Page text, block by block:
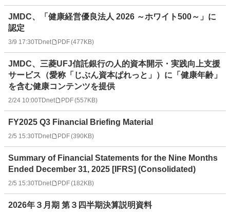
JMDC、「健康経営優良法人 2026 ～ホワイト500～」に
認定
3/9 17:30TDnet PDF(477KB)
JMDC、三菱UFJ信託銀行の人的資本開示・実践向上支援
サービス（愛称「じぶん資本ぱれっと」）に「健康年齢」
を含む健康コンテンツを提供
2/24 10:00TDnet PDF(557KB)
FY2025 Q3 Financial Briefing Material
2/5 15:30TDnet PDF(390KB)
Summary of Financial Statements for the Nine Months
Ended December 31, 2025 [IFRS] (Consolidated)
2/5 15:30TDnet PDF(182KB)
2026年３月期 第３四半期決算説明資料